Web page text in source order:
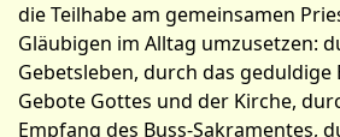
die Teilhabe am gemeinsamen
Gläubigen im Alltag umzusetzen:
Gebetsleben, durch das geduldige
Gebote Gottes und der Kirche,
Empfang des Buss-Sakramentes,